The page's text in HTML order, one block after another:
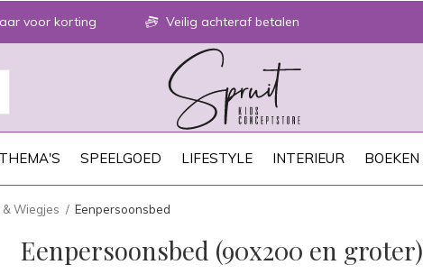
THEMA'S SPEELGOED LIFESTYLE INTERIEUR BOEKEN
voor korting Veilig achteraf betalen
Wiegjes Eenpersoonsbed
Eenpersoonsbed (90x200 en groter)